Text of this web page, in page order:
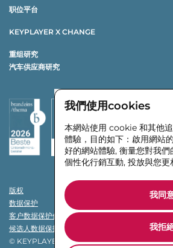
我們使用cookies
本網站使用 cookie 和其他
體驗，目的如下： 啟用網站
好的網站體驗, 衡量您對我們
個性化行銷互動, 投放與您更
我同
我拒
职位平台
KEYPLAYER X CHANGE
重组研究
汽车供应商研究
版权
数据保护
客户数据保护信息
候选人数据保护信息
© KEYPLAYER INTERIM MANAGEMENT